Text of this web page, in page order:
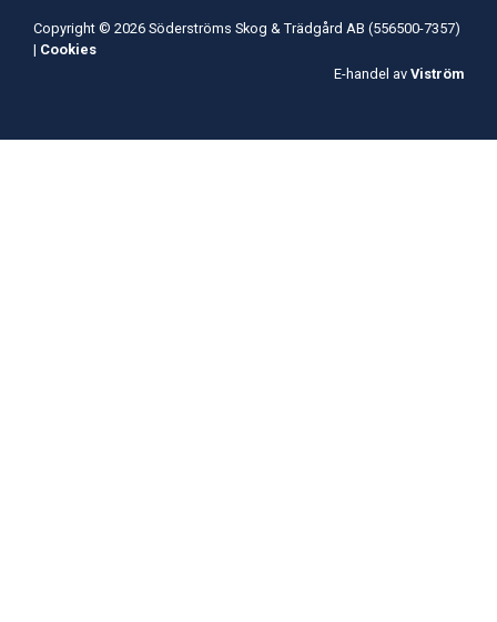
Copyright © 2026 Söderströms Skog & Trädgård AB (556500-7357)
| Cookies
E-handel av Viström